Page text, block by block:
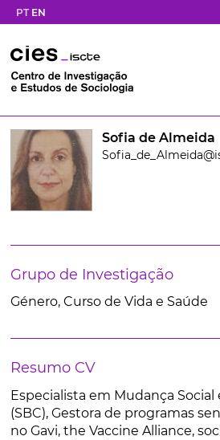
PT EN
Sofia de Almeida
Grupo de Investigação
Género, Curso de Vida e Saúde
Resumo CV
Especialista em Mudança
(SBC), Gestora de programas
no Gavi, the Vaccine Alliance,